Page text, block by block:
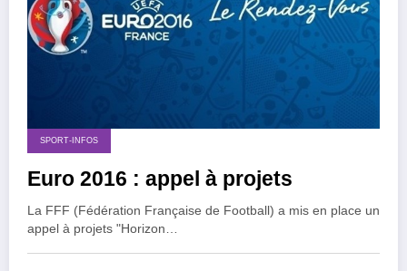
SPORT-INFOS
Euro 2016 : appel à projets
La FFF (Fédération Française de Football) a mis en place un
appel à projets "Horizon…